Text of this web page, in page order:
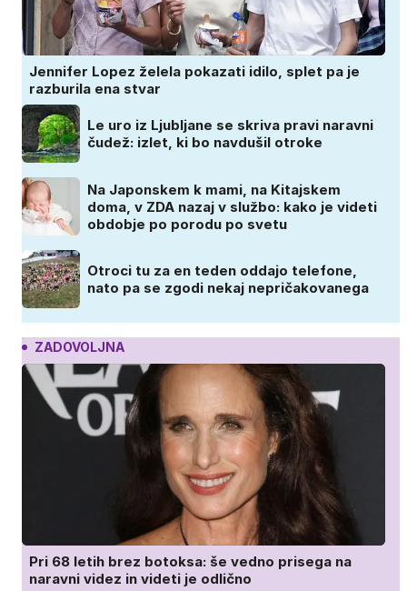
Jennifer Lopez želela pokazati idilo, splet pa je
razburila ena stvar
Le uro iz Ljubljane se skriva pravi naravni
čudež: izlet, ki bo navdušil otroke
Na Japonskem k mami, na Kitajskem
doma, v ZDA nazaj v službo: kako je videti
obdobje po porodu po svetu
Otroci tu za en teden oddajo telefone,
nato pa se zgodi nekaj nepričakovanega
ZADOVOLJNA
Pri 68 letih brez botoksa: še vedno prisega na
naravni videz in videti je odlično